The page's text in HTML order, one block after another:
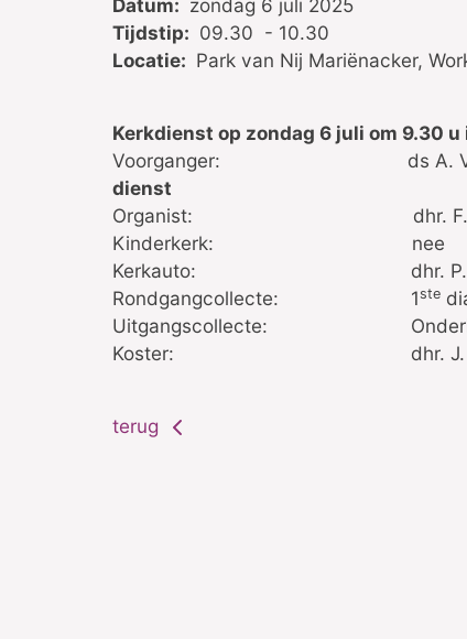
Datum: zondag 6 juli 2025
Tijdstip: 09.30 - 10.30
Locatie: Park van Nij Mariënacker,
Kerkdienst op zondag 6 juli om 9.30
Voorganger:
ds A.
dienst
Organist:
dhr. F.
Kinderkerk:
nee
Kerkauto:
dhr. P. de
Rondgangcollecte:
1ste
Uitgangscollecte:
Koster:
dhr. J.
terug